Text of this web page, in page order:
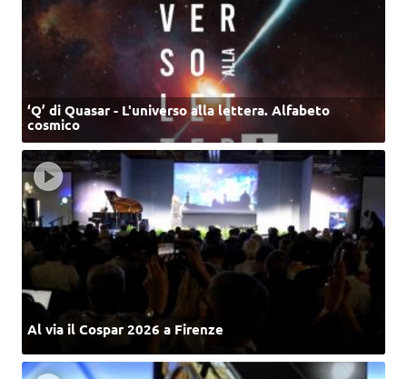
‘Q’ di Quasar - L'universo alla lettera. Alfabeto
cosmico
Al via il Cospar 2026 a Firenze